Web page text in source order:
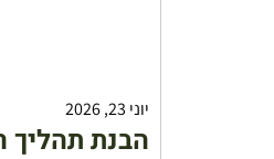
יוני 23, 2026
הבנת תהליך